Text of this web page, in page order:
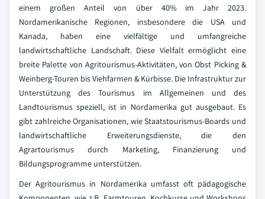
einem großen Anteil von über 40% im Jahr 2023.
Nordamerikanische Regionen, insbesondere die USA und
Kanada, haben eine vielfältige und umfangreiche
landwirtschaftliche Landschaft. Diese Vielfalt ermöglicht eine
breite Palette von Agritourismus-Aktivitäten, von Obst Picking &
Weinberg-Touren bis Viehfarmen & Kürbisse. Die Infrastruktur zur
Unterstützung des Tourismus im Allgemeinen und des
Landtourismus speziell, ist in Nordamerika gut ausgebaut. Es
gibt zahlreiche Organisationen, wie Staatstourismus-Boards und
landwirtschaftliche Erweiterungsdienste, die den
Agrartourismus durch Marketing, Finanzierung und
Bildungsprogramme unterstützen.
Der Agritourismus in Nordamerika umfasst oft pädagogische